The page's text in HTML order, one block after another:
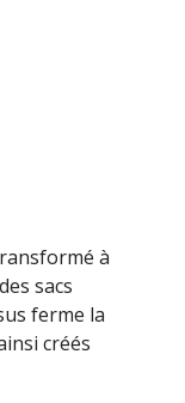
à
sacs
ferme la
créés